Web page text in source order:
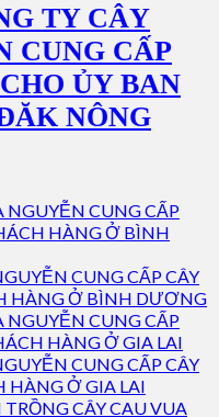
TY CÂY
CUNG CẤP
ỦY BAN
NÔNG
CUNG CẤP CÂY
HÀNG Ở BÌNH DƯƠNG
CUNG CẤP CÂY
HÀNG Ở GIA LAI